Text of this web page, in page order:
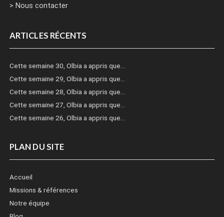
> Nous contacter
ARTICLES RÉCENTS
Cette semaine 30, Olbia a appris que…
Cette semaine 29, Olbia a appris que…
Cette semaine 28, Olbia a appris que…
Cette semaine 27, Olbia a appris que…
Cette semaine 26, Olbia a appris que…
PLAN DU SITE
Accueil
Missions & références
Notre équipe